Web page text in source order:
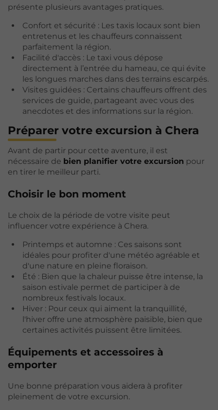
présente plusieurs avantages pratiques.
Confort et sécurité : Les taxis locaux sont bien
entretenus et les chauffeurs connaissent
parfaitement la région.
Facilité d'accès : Le taxi vous dépose
directement à l’entrée du hameau, ce qui évite
les longues marches dans des terrains escarpés.
Visites guidées : Certains chauffeurs offrent des
services de guide, partageant avec vous des
anecdotes et des informations sur la région.
Préparer votre excursion à Chera
Avant de partir pour cette aventure, il est
nécessaire de bien planifier votre excursion pour
en tirer le meilleur parti.
Choisir le bon moment
Le choix de la période de votre visite peut
influencer votre expérience à Chera.
Printemps et automne : Ces saisons sont
idéales pour profiter d'une météo agréable et
d'une nature en pleine floraison.
Été : Bien que la chaleur puisse être intense, la
saison estivale permet de participer à de
nombreux festivals locaux.
Hiver : Pour ceux qui aiment la tranquillité,
l'hiver offre une atmosphère paisible, bien que
certaines activités puissent être limitées.
Équipements et accessoires à
emporter
Une bonne préparation vous aidera à profiter
pleinement de votre excursion.